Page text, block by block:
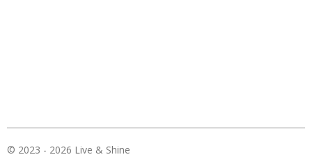
© 2023 - 2026 Live & Shine